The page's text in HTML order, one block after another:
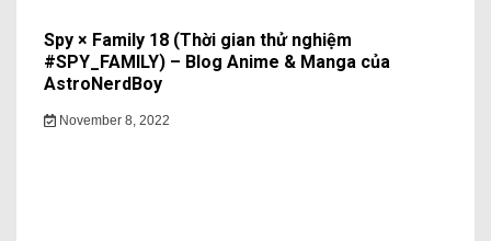
Spy × Family 18 (Thời gian thử nghiệm
#SPY_FAMILY) – Blog Anime & Manga của
AstroNerdBoy
November 8, 2022